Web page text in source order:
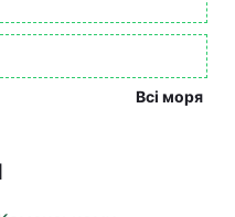
Всі моря